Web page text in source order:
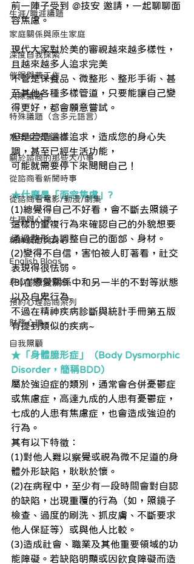
生涯/職涯議題
家庭關係與原生家庭
深度自我探索
催眠與夢工作
人際議題
特殊議題（含多元語言）
熟年生活與適應
關於諮商的那些大小事
從諮商看新聞時事
從諮商看電影/動漫/劇集
生理與心理
精神疾患與身心
English Blogs
身心診療與整合
預約心理諮商系列
財務心理
自我照顧
前一陣子受到 @技安 邀請，一起聊聊面
容焦慮。
現代大家對於美的審視越來越多樣性，
且越來越多人追求完美
不管是保養品、微整形、整形手術、甚
至其他各種多樣管道，只要能讓自己變
得更好，都會願意嘗試。
但是若是這樣追求，造成您的身心失
調，甚至已經生活功能，
可能就需要停下來問問自己！
★什麼是「面容焦慮」?
(1)總覺得自己不好看，會不斷去照鏡子
這樣的重複行為來確認自己的外貌想要
通過整形去調整自己的面部、身材。
(2)變得不自信，害怕被人盯著看，社交
表現得很怯弱。
(3)在戀愛關係中和另一半的不對等狀態
以及自卑行為
不過在精神疾病診斷與統計手冊第五版
有提到類似的疾病~
★「身體臆形症」（Body Dysmorphic
Disorder，簡稱BDD）
屬於強迫症的類別，通常會合併憂鬱症
或焦慮症，高達九成的人患有憂鬱症，
七成的人患有焦慮症，也會造成強迫的
行為。
其有以下特徵：
(1)對他人難以察覺或視為微不足道的身
體外形缺陷，耿耿於懷。
(2)在病程中，至少有一段時間會對自認
的缺陷，出現重覆的行為（如，照鏡子
檢查、過度的刷洗、抓皮膚、不斷要求
他人保証等）或與他人比較。
(3)造成社會、職業及其他重要領域的功
能障礙。若缺陷明顯或因飲食障礙而造